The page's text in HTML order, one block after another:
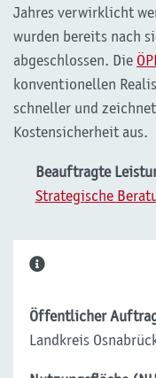
Jahres verwirklicht
wurden bereits nach
abgeschlossen. Die
konventionellen
schneller und
Kostensicherheit aus.
Beauftragte
Strategische
Öffentlicher
Landkreis